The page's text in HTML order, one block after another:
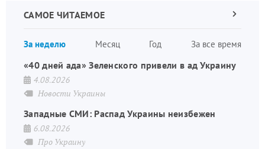
САМОЕ ЧИТАЕМОЕ
За неделю Месяц Год За все время
Следующая
«40 дней ада» Зеленского привели в ад Украину
4.08.2026
Новости Украины
Западные СМИ: Распад Украины неизбежен
6.08.2026
Про Украину